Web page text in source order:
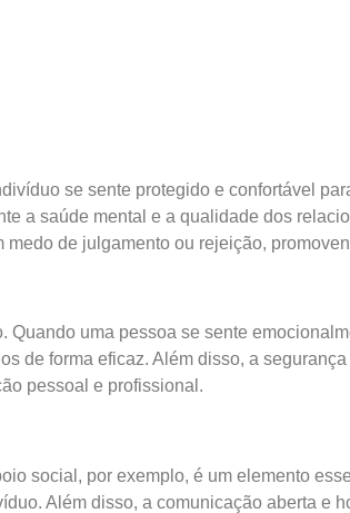
se sente protegido e confortável
a saúde mental e a qualidade dos
de julgamento ou rejeição,
uma pessoa se sente
de forma eficaz. Além disso, a
pessoal e profissional.
social, por exemplo, é um elemento
Além disso, a comunicação aberta e